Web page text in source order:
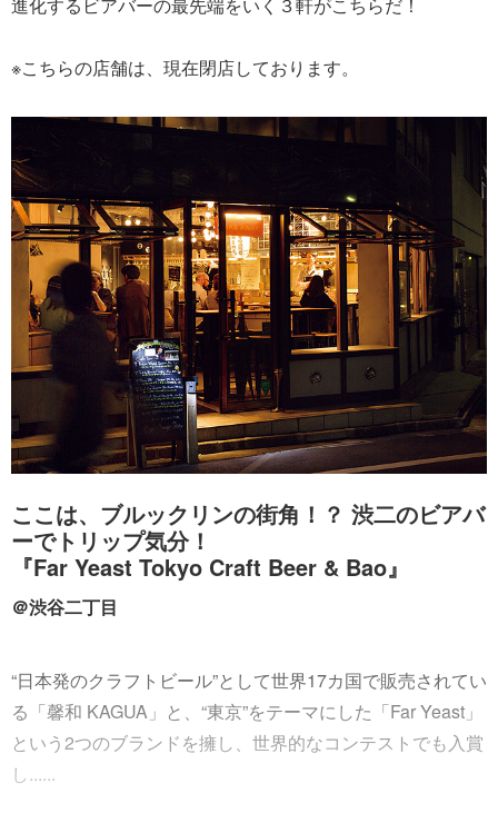
進化するビアバーの最先端をいく３軒がこちらだ！
※こちらの店舗は、現在閉店しております。
ここは、ブルックリンの街角！？ 渋二のビアバ
ーでトリップ気分！
『Far Yeast Tokyo Craft Beer & Bao』
＠渋谷二丁目
“日本発のクラフトビール”として世界17カ国で販売されてい
る「馨和 KAGUA」と、“東京”をテーマにした「Far Yeast」
という2つのブランドを擁し、世界的なコンテストでも入賞
し......